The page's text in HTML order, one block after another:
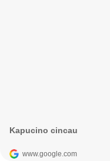
Kapucino cincau
www.google.com